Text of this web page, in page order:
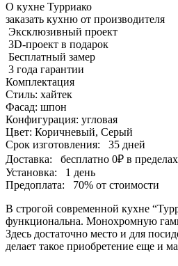
О кухне Турриако
заказать кухню от производителя
Эксклюзивный проект
3D-проект в подарок
Бесплатный замер
3 года гарантии
Комплектация
Стиль: хайтек
Фасад: шпон
Конфигурация: угловая
Цвет: Коричневый, Серый
Срок изготовления:
35 дней
Доставка:
бесплатно 0₽ в
Установка:
1 день
Предоплата:
70% от стоимости
В строгой современной кухне
функциональна. Монохромную
Здесь достаточно место и для
делает такое приобретение еще и